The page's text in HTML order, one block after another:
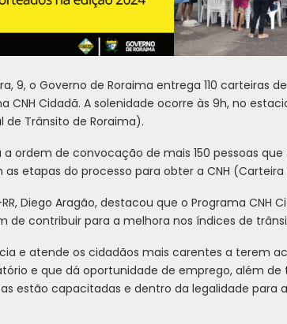
9, o Governo de Roraima entrega 110 carteiras
CNH Cidadã. A solenidade ocorre às 9h, no
Trânsito de Roraima).
a ordem de convocação de mais 150 pessoas
as etapas do processo para obter a CNH
Diego Aragão, destacou que o Programa CNH
de contribuir para a melhora nos índices de
e atende os cidadãos mais carentes a terem
e que dá oportunidade de emprego, além de
estão capacitadas e dentro da legalidade para